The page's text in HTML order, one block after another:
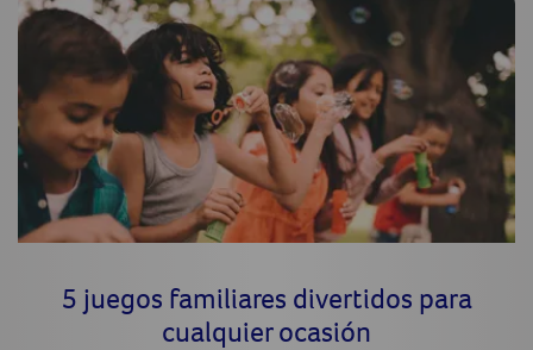
5 juegos familiares divertidos para
cualquier ocasión